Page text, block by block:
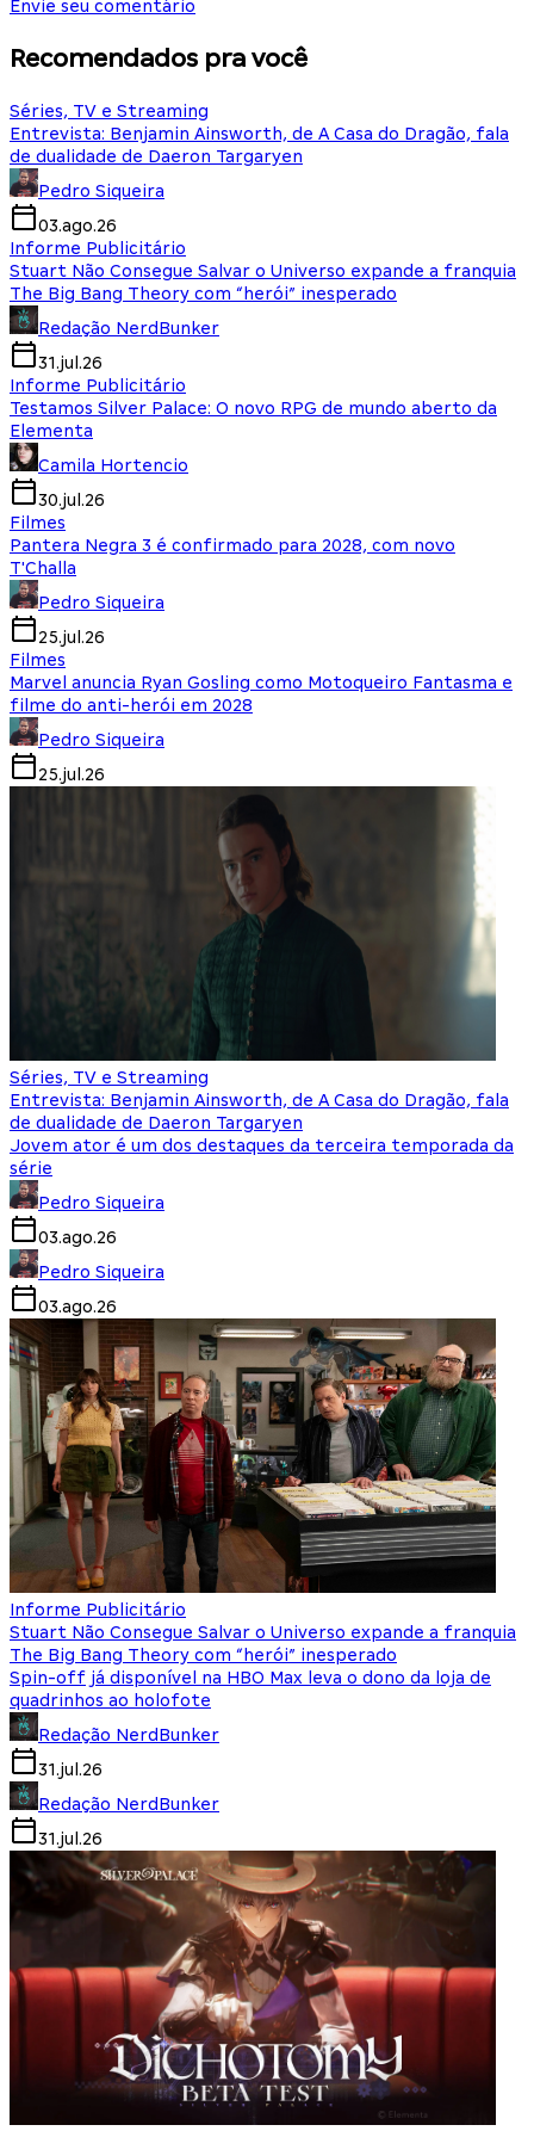
Envie seu comentário
Recomendados pra você
Séries, TV e Streaming
Entrevista: Benjamin Ainsworth, de A Casa do Dragão, fala
de dualidade de Daeron Targaryen
Pedro Siqueira
03.ago.26
Informe Publicitário
Stuart Não Consegue Salvar o Universo expande a franquia
The Big Bang Theory com “herói” inesperado
Redação NerdBunker
31.jul.26
Informe Publicitário
Testamos Silver Palace: O novo RPG de mundo aberto da
Elementa
Camila Hortencio
30.jul.26
Filmes
Pantera Negra 3 é confirmado para 2028, com novo
T'Challa
Pedro Siqueira
25.jul.26
Filmes
Marvel anuncia Ryan Gosling como Motoqueiro Fantasma e
filme do anti-herói em 2028
Pedro Siqueira
25.jul.26
Séries, TV e Streaming
Entrevista: Benjamin Ainsworth, de A Casa do Dragão, fala
de dualidade de Daeron Targaryen
Jovem ator é um dos destaques da terceira temporada da
série
Pedro Siqueira
03.ago.26
Pedro Siqueira
03.ago.26
Informe Publicitário
Stuart Não Consegue Salvar o Universo expande a franquia
The Big Bang Theory com “herói” inesperado
Spin-off já disponível na HBO Max leva o dono da loja de
quadrinhos ao holofote
Redação NerdBunker
31.jul.26
Redação NerdBunker
31.jul.26